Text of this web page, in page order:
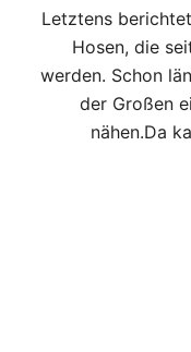
Letztens
Hosen, die
werden. Schon
der Großen
nähen.Da